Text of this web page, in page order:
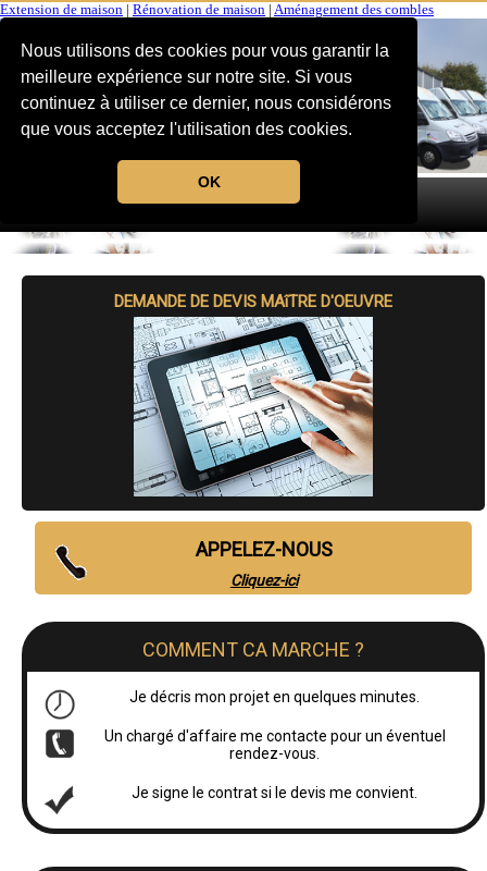
Nous utilisons des cookies pour vous garantir la
meilleure expérience sur notre site. Si vous
continuez à utiliser ce dernier, nous considérons
que vous acceptez l'utilisation des cookies.
OK
Extension de maison Rénovation de maison Aménagement des combles
MENU
DEMANDE DE DEVIS MAîTRE D'OEUVRE
APPELEZ-NOUS
Cliquez-ici
COMMENT CA MARCHE ?
Je décris mon projet en quelques minutes.
Un chargé d'affaire me contacte pour un éventuel
rendez-vous.
Je signe le contrat si le devis me convient.